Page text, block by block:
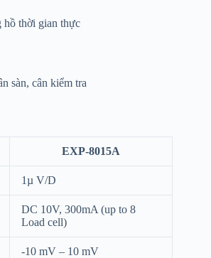
hồ thời gian thực
sàn, cân kiểm tra
EXP-8015A
1µ V/D
DC 10V, 300mA (up to 8
Load cell)
-10 mV – 10 mV